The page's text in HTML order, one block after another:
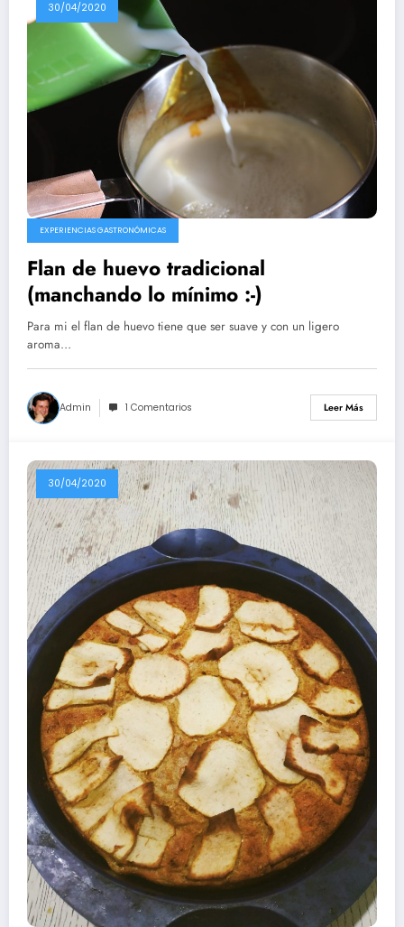
30/04/2020
EXPERIENCIAS GASTRONÓMICAS
Flan de huevo tradicional
(manchando lo mínimo :-)
Para mi el flan de huevo tiene que ser suave y con un ligero
aroma…
Admin 1 Comentarios Leer Más
30/04/2020